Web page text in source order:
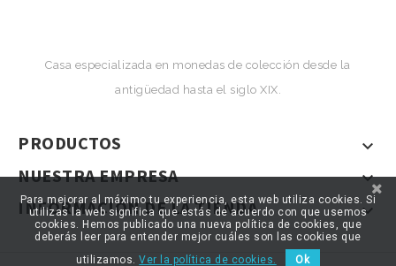
Casa especializada en monedas de colección desde la
antigüedad hasta el siglo XIX.
PRODUCTOS 
NUESTRA EMPRESA 
INFORMACIÓN DE LA TIENDA 
Para mejorar al máximo tu experiencia, esta web utiliza cookies. Si
utilizas la web significa que estás de acuerdo con que usemos
cookies. Hemos publicado una nueva política de cookies, que
deberás leer para entender mejor cuáles son las cookies que
utilizamos.Ver la política de cookies. Ok